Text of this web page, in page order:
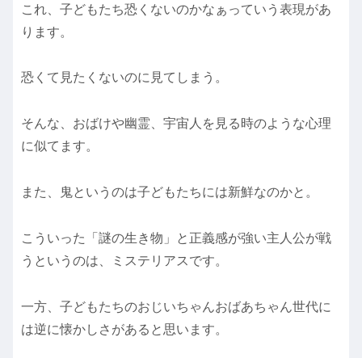
これ、子どもたち恐くないのかなぁっていう表現があ
ります。
恐くて見たくないのに見てしまう。
そんな、おばけや幽霊、宇宙人を見る時のような心理
に似てます。
また、鬼というのは子どもたちには新鮮なのかと。
こういった「謎の生き物」と正義感が強い主人公が戦
うというのは、ミステリアスです。
一方、子どもたちのおじいちゃんおばあちゃん世代に
は逆に懐かしさがあると思います。